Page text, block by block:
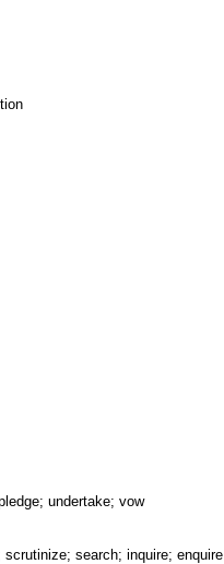
undertake; vow
search; inquire; enquire